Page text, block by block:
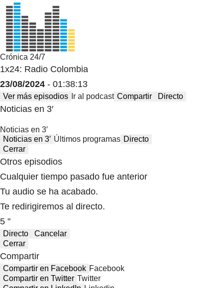
Crónica 24/7
1x24: Radio Colombia
23/08/2024 - 01:38:13
Ver más episodios Ir al podcast Compartir Directo
Noticias en 3′
Noticias en 3′
Noticias en 3′ Últimos programas Directo
Cerrar
Otros episodios
Cualquier tiempo pasado fue anterior
Tu audio se ha acabado.
Te redirigiremos al directo.
5 "
Directo
Cancelar
Cerrar
Compartir
Compartir en Facebook Facebook
Compartir en Twitter Twitter